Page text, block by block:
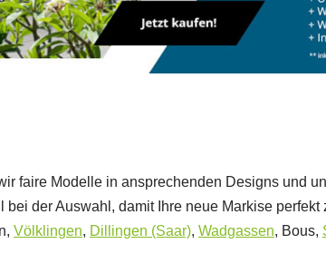
faire Modelle in ansprechenden Designs und
der Auswahl, damit Ihre neue Markise perfekt
Völklingen, Dillingen (Saar), Wadgassen, Bous,